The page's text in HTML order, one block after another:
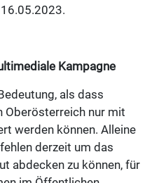
Kampagne
als dass
Oberösterreich nur mit
werden können. Alleine
derzeit um das
abdecken zu können, für